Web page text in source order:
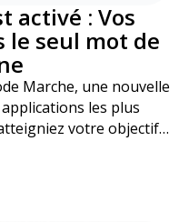
activé : Vos
le seul mot de
Marche, une nouvelle
les plus
votre objectif
étape par